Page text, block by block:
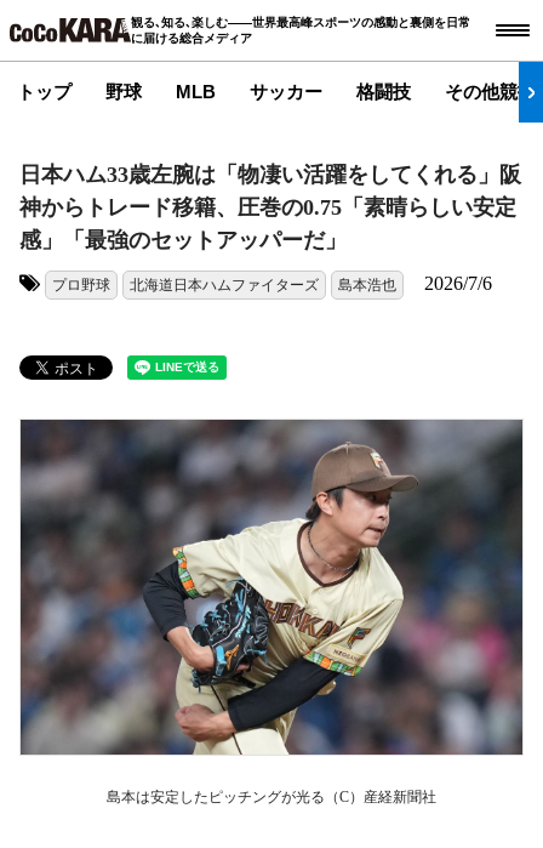
観る､知る､楽しむ――世界最高峰スポーツの感動と裏側を日常
に届ける総合メディア
トップ 野球 MLB サッカー 格闘技 その他競技
日本ハム33歳左腕は「物凄い活躍をしてくれる」阪
神からトレード移籍、圧巻の0.75「素晴らしい安定
感」「最強のセットアッパーだ」
プロ野球 北海道日本ハムファイターズ 島本浩也 2026/7/6
島本は安定したピッチングが光る（C）産経新聞社